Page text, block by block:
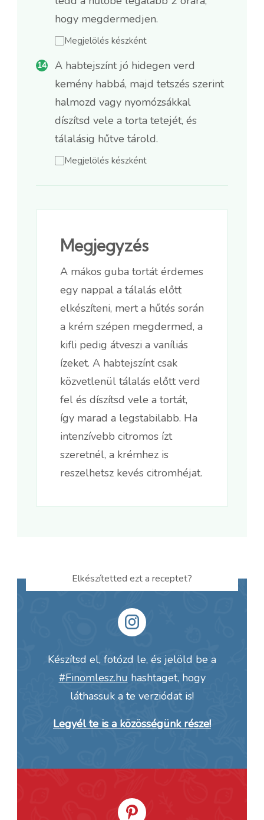
hogy megdermedjen.
Megjelölés készként
A habtejszínt jó hidegen verd
kemény habbá, majd tetszés szerint
halmozd vagy nyomózsákkal
díszítsd vele a torta tetejét, és
tálalásig hűtve tárold.
Megjelölés készként
Megjegyzés
A mákos guba tortát érdemes
egy nappal a tálalás előtt
elkészíteni, mert a hűtés során
a krém szépen megdermed, a
kifli pedig átveszi a vaníliás
ízeket. A habtejszínt csak
közvetlenül tálalás előtt verd
fel és díszítsd vele a tortát,
így marad a legstabilabb. Ha
intenzívebb citromos ízt
szeretnél, a krémhez is
reszelhetsz kevés citromhéjat.
Elkészítetted ezt a receptet?
Készítsd el, fotózd le, és jelöld be a
#Finomlesz.hu hashtaget, hogy
láthassuk a te verziódat is!
Legyél te is a közösségünk része!